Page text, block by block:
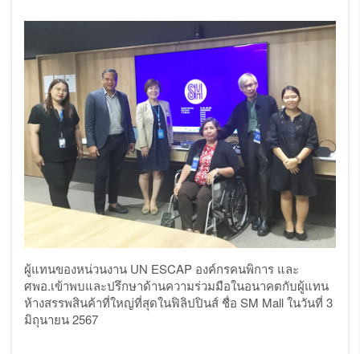
ผู้แทนของหน่วนงาน UN ESCAP องค์กรคนพิการ และ
ศพอ.เข้าพบและปรึกษาด้านความร่วมมือในอนาคตกับผู้แทน
ห้างสรรพสินค้าที่ใหญ่ที่สุดในฟิลิปปินส์ ชื่อ SM Mall ในวันที่ 3
มิถุนายน 2567